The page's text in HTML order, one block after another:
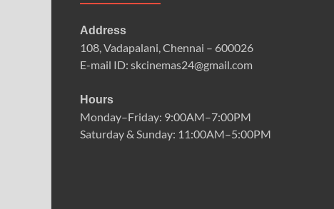
Address
108, Vadapalani, Chennai – 600026
E-mail ID: skcinemas24@gmail.com
Hours
Monday–Friday: 9:00AM–7:00PM
Saturday & Sunday: 11:00AM–5:00PM